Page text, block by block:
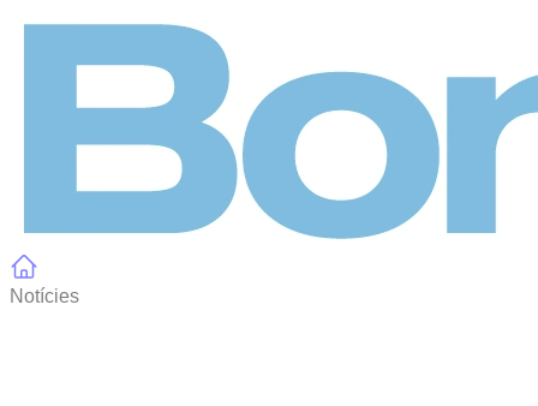
Notícies